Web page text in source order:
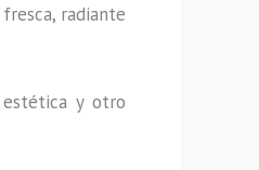
radiante
y otro